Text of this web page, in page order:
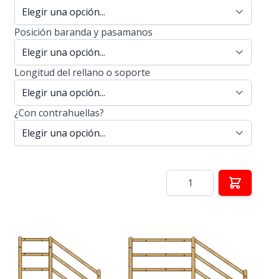
Posición baranda y pasamanos
Longitud del rellano o soporte
¿Con contrahuellas?
Cantidad